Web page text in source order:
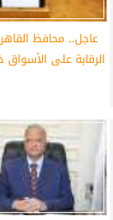
عاجل.. محافظ
الرقابة على
بن شرقي حلقة